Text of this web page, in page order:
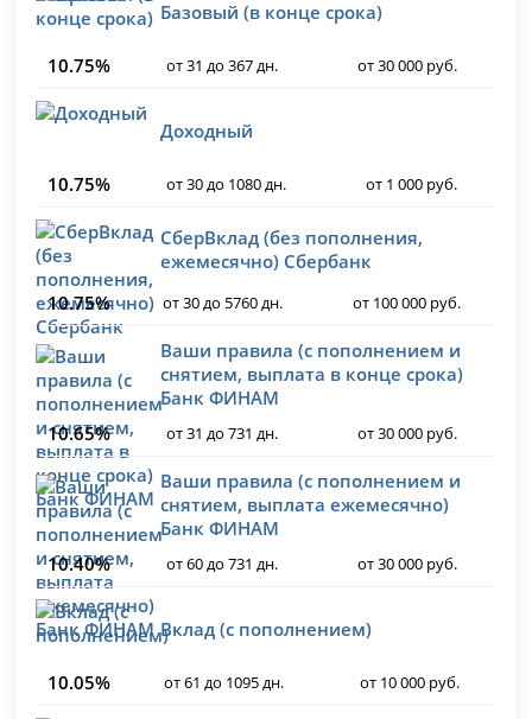
Базовый (в конце срока)
10.75% от 31 до 367 дн. от 30 000 руб.
Доходный
10.75% от 30 до 1080 дн. от 1 000 руб.
СберВклад (без пополнения,
ежемесячно) Сбербанк
10.75%
от 30 до 5760 дн. от 100 000 руб.
Ваши правила (с пополнением и
снятием, выплата в конце срока)
Банк ФИНАМ
10.65%
от 31 до 731 дн. от 30 000 руб.
Ваши правила (с пополнением и
снятием, выплата ежемесячно)
Банк ФИНАМ
10.40%
от 60 до 731 дн. от 30 000 руб.
Вклад (с пополнением)
10.05% от 61 до 1095 дн. от 10 000 руб.